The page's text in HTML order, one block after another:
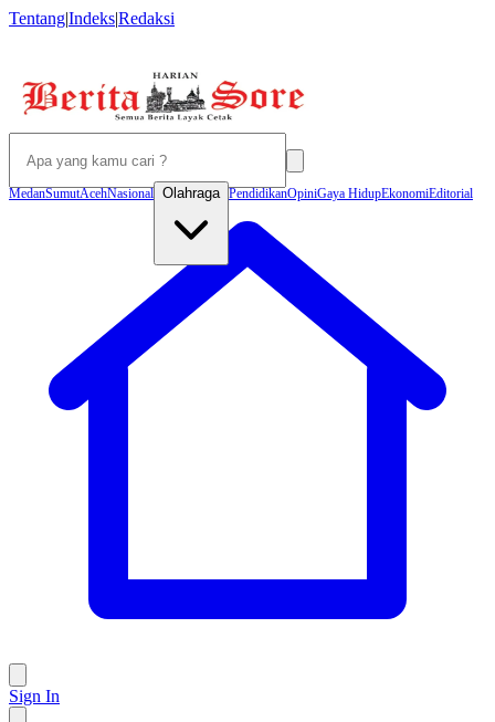
Tentang|Indeks|Redaksi
MedanSumutAcehNasional Olahraga PendidikanOpiniGaya HidupEkonomiEditorial
Sign In